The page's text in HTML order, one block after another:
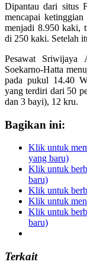
Dipantau dari situs
mencapai
menjadi 8.950 kaki,
di 250 kaki. Setelah
Pesawat
Soekarno-Hatta
pada pukul 14.40
yang terdiri dari 50
dan 3 bayi), 12 kru.
Bagikan ini:
Klik untuk
yang baru)
Klik untuk
baru)
Klik untuk
Klik untuk
Klik untuk
baru)
Terkait